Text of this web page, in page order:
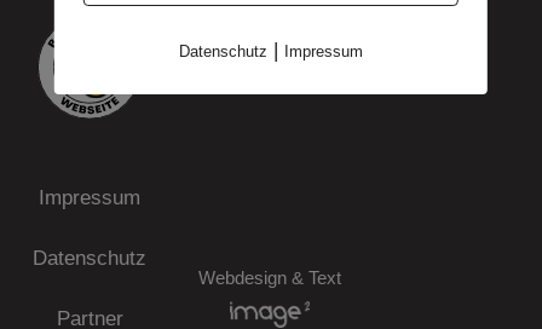
Impressum
Datenschutz
Partner
Webdesign & Text
Datenschutz | Impressum